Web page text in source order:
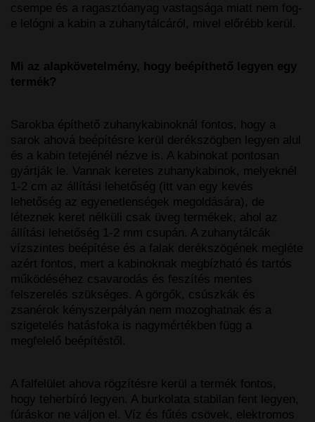
csempe és a ragasztóanyag vastagsága miatt nem fog-
e lelógni a kabin a zuhanytálcáról, mivel előrébb kerül.
Mi az alapkövetelmény, hogy beépíthető legyen egy
termék?
Sarokba építhető zuhanykabinoknál fontos, hogy a
sarok ahová beépítésre kerül derékszögben legyen alul
és a kabin tetejénél nézve is. A kabinokat pontosan
gyártják le. Vannak keretes zuhanykabinok, melyeknél
1-2 cm az állítási lehetőség (itt van egy kevés
lehetőség az egyenetlenségek megoldására), de
léteznek keret nélküli csak üveg termékek, ahol az
állítási lehetőség 1-2 mm csupán. A zuhanytálcák
vízszintes beépítése és a falak derékszögének megléte
azért fontos, mert a kabinoknak megbízható és tartós
működéséhez csavarodás és feszítés mentes
felszerelés szükséges. A görgők, csúszkák és
zsanérok kényszerpályán nem mozoghatnak és a
szigetelés hatásfoka is nagymértékben függ a
megfelelő beépítéstől.
A falfelület ahova rögzítésre kerül a termék fontos,
hogy teherbíró legyen. A burkolata stabilan fent legyen,
fúráskor ne váljon el. Víz és fűtés csövek, elektromos